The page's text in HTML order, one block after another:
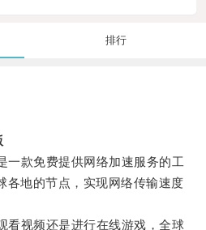
排行
款免费提供网络加速服务的工
各地的节点，实现网络传输速度
视频还是进行在线游戏，全球